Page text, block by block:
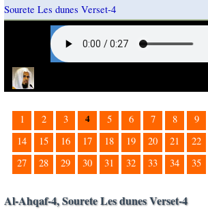
Sourete Les dunes Verset-4
1 2 3 4 5 6 7 8 9
14
15 16 17 18 19 20 21 22
27
28 29 30 31 32 33 34 35
Al-Ahqaf-4, Sourete Les dunes Verset-4